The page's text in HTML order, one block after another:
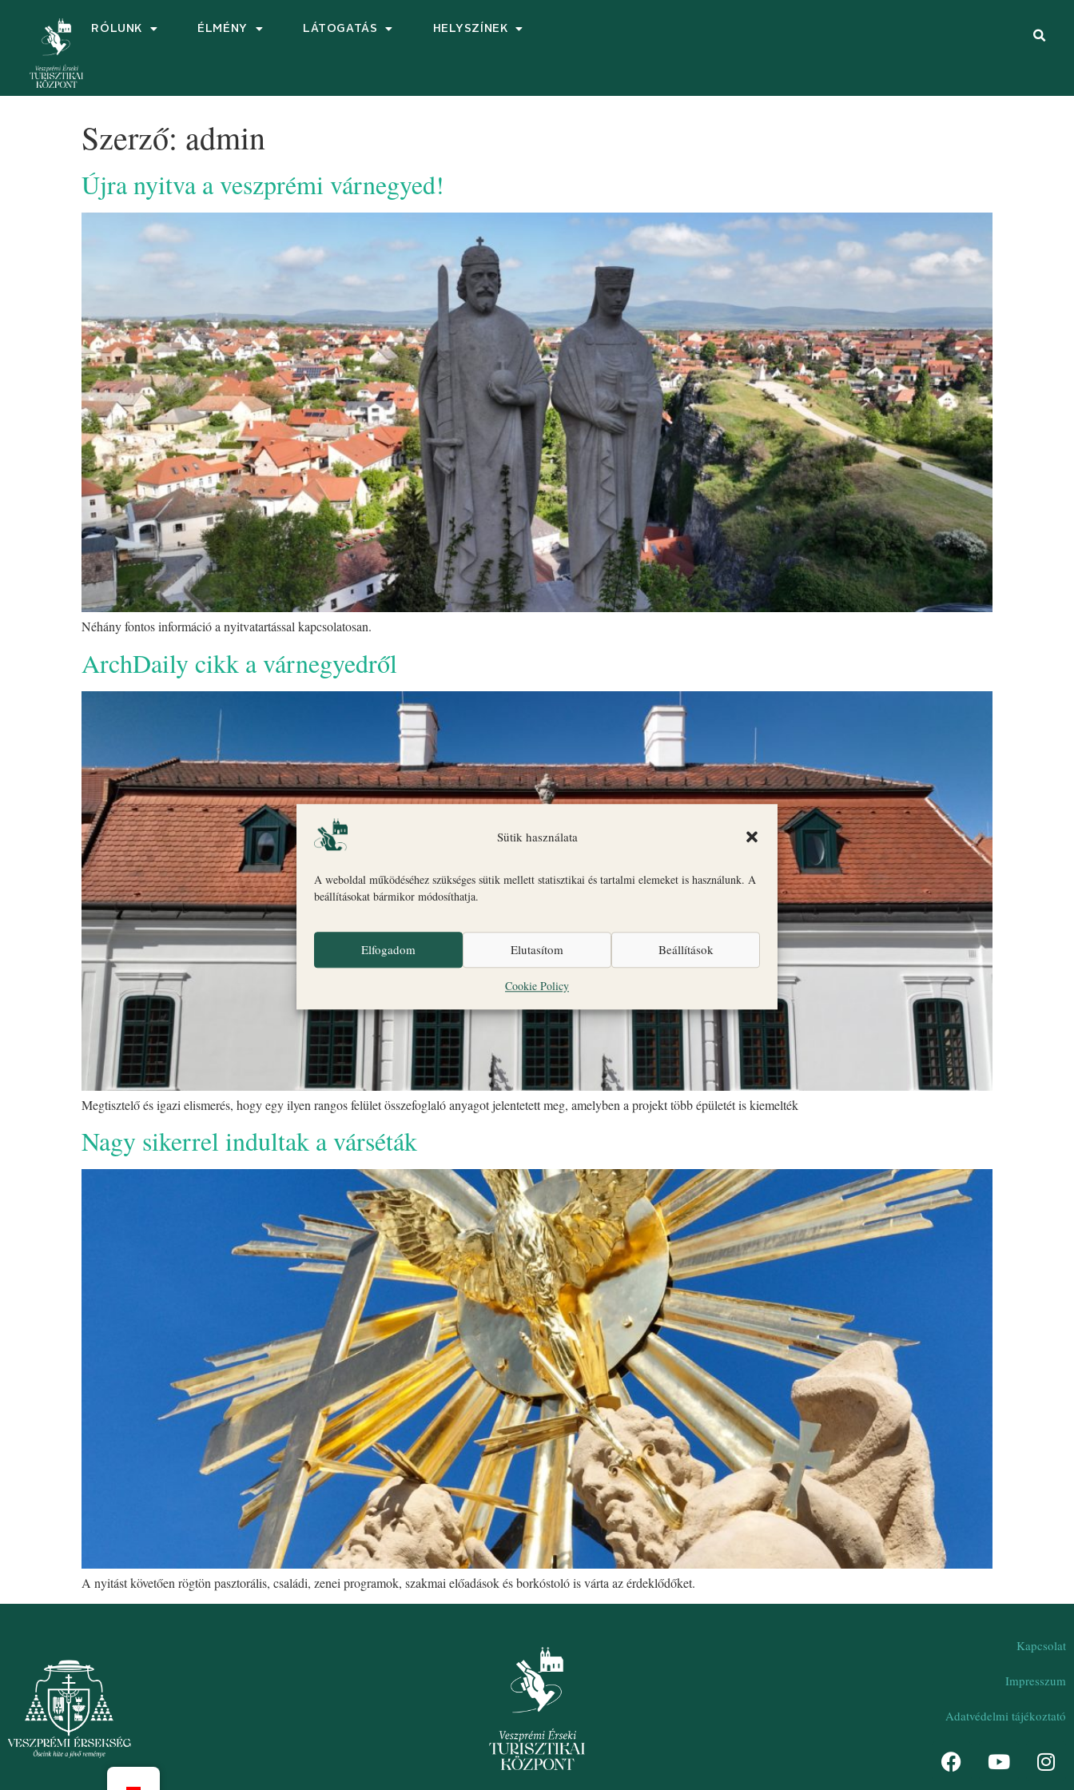
Sütik használata
A weboldal működéséhez szükséges sütik mellett statisztikai és tartalmi elemeket is használunk. A
beállításokat bármikor módosíthatja.
Elfogadom Elutasítom Beállítások
Cookie Policy
RÓLUNK ÉLMÉNY LÁTOGATÁS HELYSZÍNEK
Szerző: admin
Újra nyitva a veszprémi várnegyed!
Néhány fontos információ a nyitvatartással kapcsolatosan.
ArchDaily cikk a várnegyedről
Megtisztelő és igazi elismerés, hogy egy ilyen rangos felület összefoglaló anyagot jelentetett meg, amelyben a projekt több épületét is kiemelték
Nagy sikerrel indultak a várséták
A nyitást követően rögtön pasztorális, családi, zenei programok, szakmai előadások és borkóstoló is várta az érdeklődőket.
Kapcsolat
Impresszum
Adatvédelmi tájékoztató